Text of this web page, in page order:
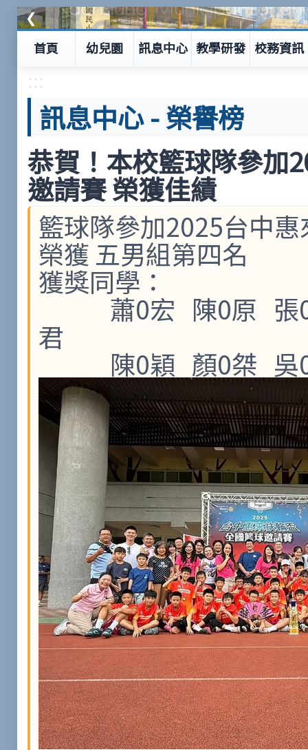
❮
首頁 幼兒園 訊息中心 教學研發 校務資訊
訊息中心-榮譽榜
恭賀！本校籃球隊參加
邀請賽 榮獲佳績
籃球隊參加2025台中
榮獲 五男組第四名
獲獎同學：
蕭0宏 陳0原
君
陳0穎 顏0桀